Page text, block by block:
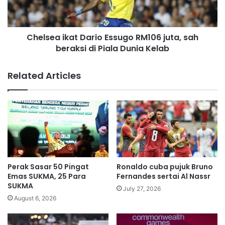
r
i
j
g
a
n
a
a
O
T
U
i
a
i
k
r
i
o
E
s
o
R
M
1
6
Chelsea ikat Dario Essugo RM106 juta, sah
beraksi di Piala Dunia Kelab
Related Articles
Perak Sasar 50 Pingat
Emas SUKMA, 25 Para
SUKMA
August 6, 2026
Ronaldo cuba pujuk Bruno
Fernandes sertai Al Nassr
July 27, 2026